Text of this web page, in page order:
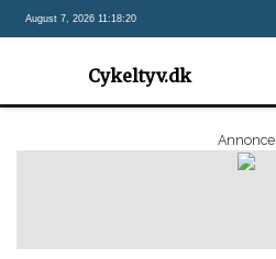
August 7, 2026 11:18:20
Cykeltyv.dk
Annonce